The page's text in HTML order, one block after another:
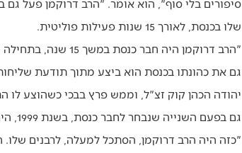
סיפורים בלי סוף", הוא אומר. "הרב דרוקמן פעל גם
שלו בכנסת, לאורך 15 שנות פעילות פוליטית.
"הרב דרוקמן היה
יהודה הכהן קוק זצ"ל, וממש פרץ בבכי כשהוצע לו
גם בפעם השנייה שנבחר לחבר כנסת, בשנת 1999, היה זה בשל לחצו של הרב מרדכי אליהו זצ"ל.
"כזה היה הרב דרוקמן, הסתכל למעלה, לרבנים